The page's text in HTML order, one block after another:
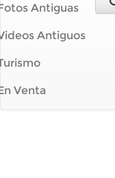
Antiguas
Antiguos
Venta